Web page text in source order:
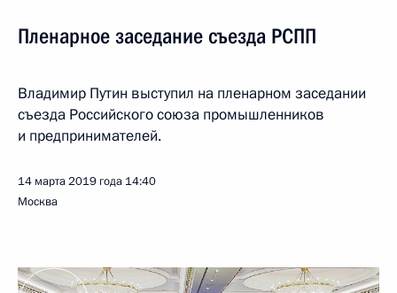
Пленарное заседание съезда РСПП
Владимир Путин выступил на пленарном заседании
съезда Российского союза промышленников
и предпринимателей.
14 марта 2019 года 14:40
Москва